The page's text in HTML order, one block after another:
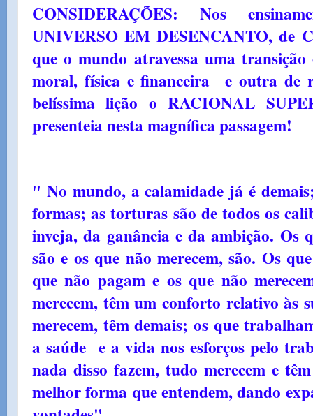
CONSIDERAÇÕES: Nos
UNIVERSO EM DESENCANTO, de
que o mundo atravessa uma
moral, física e financeira e outra de
belíssima lição o RACIONAL
presenteia nesta magnífica passagem!
" No mundo, a calamidade já é
formas; as torturas são de todos os
inveja, da ganância e da ambição. Os
são e os que não merecem, são. Os
que não pagam e os que não
merecem, têm um conforto relativo às
merecem, têm demais; os que
a saúde e a vida nos esforços pelo
nada disso fazem, tudo merecem e
melhor forma que entendem, dando